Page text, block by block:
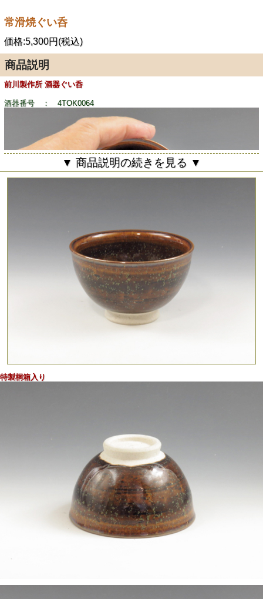
常滑焼ぐい呑
価格:5,300円(税込)
商品説明
前川製作所 酒器ぐい呑
酒器番号 ： 4TOK0064
鉄釉のグラデーションと細かい結晶が景色を創るぐい呑
▼ 商品説明の続きを見る ▼
特製桐箱入り